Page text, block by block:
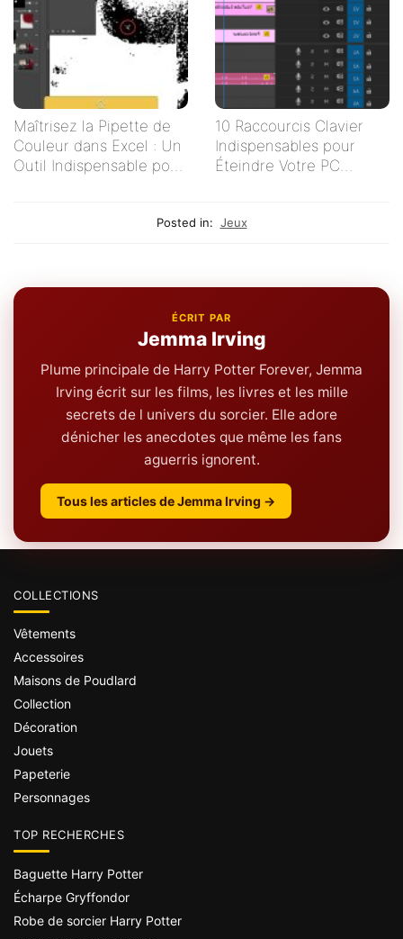
Maîtrisez la Pipette de
Couleur dans Excel : Un
Outil Indispensable pour
10 Raccourcis Clavier
Indispensables pour
Éteindre Votre PC
Posted in: Jeux
ÉCRIT PAR
Jemma Irving
Plume principale de Harry Potter Forever, Jemma
Irving écrit sur les films, les livres et les mille
secrets de l univers du sorcier. Elle adore
dénicher les anecdotes que même les fans
aguerris ignorent.
Tous les articles de Jemma Irving →
COLLECTIONS
Vêtements
Accessoires
Maisons de Poudlard
Collection
Décoration
Jouets
Papeterie
Personnages
TOP RECHERCHES
Baguette Harry Potter
Écharpe Gryffondor
Robe de sorcier Harry Potter